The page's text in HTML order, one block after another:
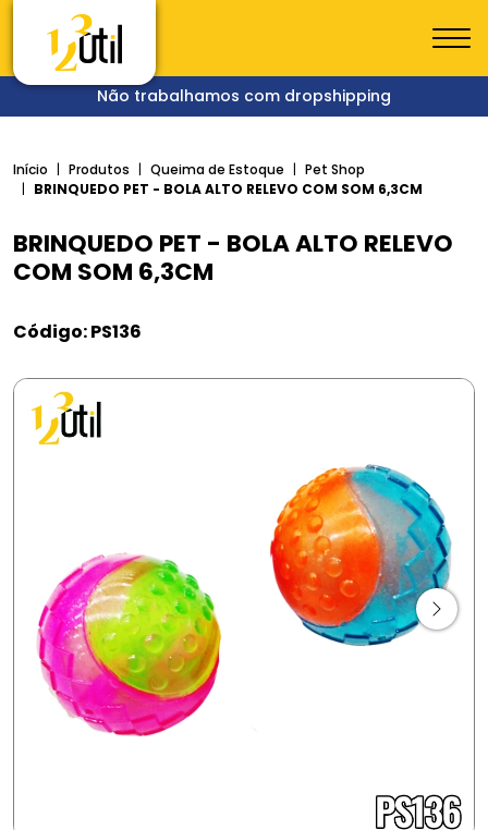
Não trabalhamos com dropshipping
Início Produtos Queima de Estoque
Pet Shop
BRINQUEDO PET - BOLA ALTO RELEVO COM SOM 6,3CM
BRINQUEDO PET - BOLA ALTO RELEVO
COM SOM 6,3CM
Código: PS136